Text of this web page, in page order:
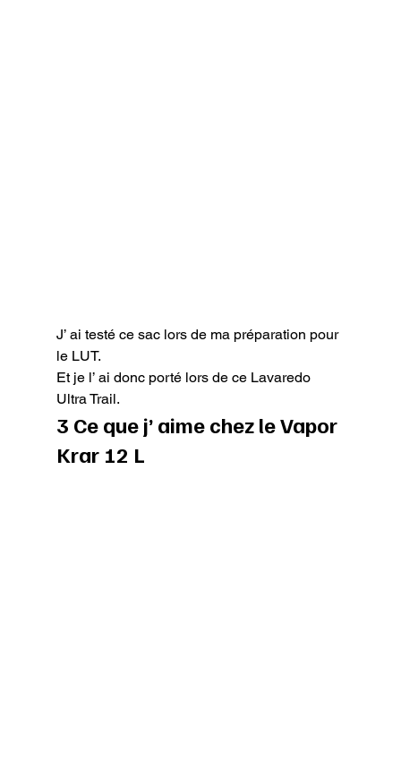
J’ ai testé ce sac lors de ma préparation pour
le LUT.
Et je l’ ai donc porté lors de ce Lavaredo
Ultra Trail.
3 Ce que j’ aime chez le Vapor
Krar 12 L